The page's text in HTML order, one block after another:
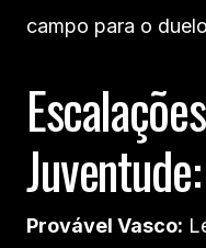
campo para o
Juventude:
Provável Vasco: